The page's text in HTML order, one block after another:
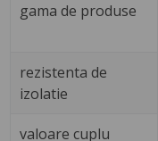
gama de produse
rezistenta de
izolatie
valoare cuplu